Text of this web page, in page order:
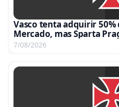
Vasco tenta adquirir 50%
Mercado, mas Sparta
7/08/2026